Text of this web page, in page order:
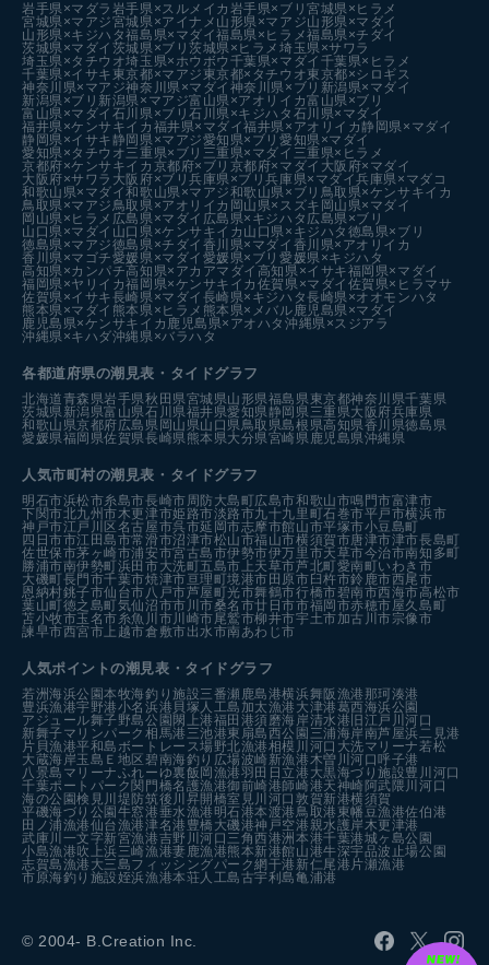
岩手県×マダラ 岩手県×スルメイカ 岩手県×ブリ宮城県×ヒラメ
宮城県×マアジ宮城県×アイナメ 山形県×マアジ山形県×マダイ
山形県×キジハタ福島県×マダイ福島県×ヒラメ福島県×チダイ
茨城県×マダイ 茨城県×ブリ茨城県×ヒラメ埼玉県×サワラ
埼玉県×タチウオ埼玉県×ホウボウ 千葉県×マダイ 千葉県×ヒラメ
千葉県×イサキ 東京都×マアジ 東京都×タチウオ東京都×シロギス
神奈川県×マアジ神奈川県×マダイ 神奈川県×ブリ 新潟県×マダイ
新潟県×ブリ 新潟県×マアジ富山県×アオリイカ富山県×ブリ
富山県×マダイ 石川県×ブリ石川県×キジハタ 石川県×マダイ
福井県×ケンサキイカ 福井県×マダイ福井県×アオリイカ静岡県×マダイ
静岡県×イサキ静岡県×マアジ愛知県×ブリ愛知県×マダイ
愛知県×タチウオ三重県×ブリ 三重県×マダイ 三重県×ヒラメ
京都府×ケンサキイカ 京都府×ブリ 京都府×マダイ 大阪府×マダイ
大阪府×サワラ 大阪府×ブリ兵庫県×ブリ兵庫県×マダイ兵庫県×マダコ
和歌山県×マダイ和歌山県×マアジ和歌山県×ブリ 鳥取県×ケンサキイカ
鳥取県×マアジ 鳥取県×アオリイカ 岡山県×スズキ 岡山県×マダイ
岡山県×ヒラメ 広島県×マダイ 広島県×キジハタ 広島県×ブリ
山口県×マダイ 山口県×ケンサキイカ 山口県×キジハタ 徳島県×ブリ
徳島県×マアジ徳島県×チダイ 香川県×マダイ 香川県×アオリイカ
香川県×マゴチ愛媛県×マダイ 愛媛県×ブリ愛媛県×キジハタ
高知県×カンパチ高知県×アカアマダイ 高知県×イサキ福岡県×マダイ
福岡県×ヤリイカ福岡県×ケンサキイカ 佐賀県×マダイ 佐賀県×ヒラマサ
佐賀県×イサキ長崎県×マダイ 長崎県×キジハタ長崎県×オオモンハタ
熊本県×マダイ 熊本県×ヒラメ 熊本県×メバル 鹿児島県×マダイ
鹿児島県×ケンサキイカ 鹿児島県×アオハタ沖縄県×スジアラ
沖縄県×キハダ沖縄県×バラハタ
各都道府県の潮見表 ・タイドグラフ
北海道青森県岩手県秋田県宮城県山形県福島県 東京都神奈川県千葉県
茨城県 新潟県富山県石川県福井県愛知県静岡県 三重県大阪府兵庫県
和歌山県京都府広島県 岡山県山口県 鳥取県島根県高知県香川県徳島県
愛媛県福岡県佐賀県長崎県 熊本県大分県宮崎県 鹿児島県沖縄県
人気市町村の潮見表・タイドグラフ
明石市浜松市糸島市長崎市 周防大島町広島市和歌山市鳴門市富津市
下関市北九州市木更津市姫路市淡路市九十九里町石巻市平戸市横浜市
神戸市江戸川区名古屋市呉市延岡市志摩市館山市平塚市小豆島町
四日市市江田島市常滑市沼津市松山市福山市横須賀市唐津市津市長島町
佐世保市茅ヶ崎市浦安市宮古島市伊勢市伊万里市天草市今治市南知多町
勝浦市南伊勢町浜田市大洗町五島市 上天草市芦北町愛南町いわき市
大磯町長門市千葉市焼津市亘理町境港市田原市臼杵市鈴鹿市西尾市
恩納村銚子市仙台市 八戸市芦屋町光市舞鶴市行橋市碧南市西海市高松市
葉山町徳之島町気仙沼市市川市桑名市廿日市市福岡市赤穂市屋久島町
苫小牧市玉名市糸魚川市 川崎市尾鷲市柳井市宇土市加古川市宗像市
諫早市西宮市 上越市倉敷市出水市南あわじ市
人気ポイントの潮見表・タイドグラフ
若洲海浜公園本牧海釣り施設三番瀬 鹿島港横浜舞阪漁港 那珂湊港
豊浜漁港宇野港小名浜港 貝塚人工島 加太漁港 大津港葛西海浜公園
アジュール舞子野島公園閖上港福田港須磨海岸清水港 旧江戸川河口
新舞子マリンパーク 相馬港 三池港東扇島西公園 三浦海岸南芦屋浜 二見港
片貝漁港平和島ボートレース場野北漁港相模川河口 大洗マリーナ 若松
大蔵海岸玉島Ｅ地区碧南海釣り広場波崎新漁港 木曽川河口呼子港
八景島マリーナふれーゆ裏飯岡漁港羽田 日立港 大黒海づり施設豊川河口
千葉ポートパーク関門橋名護漁港御前崎港師崎港天神崎阿武隈川河口
海の公園検見川堤防筑後川昇開橋室見川河口敦賀新港横須賀
平磯海づり公園牛窓港垂水漁港 明石港本渡港 鳥取港 東幡豆漁港佐伯港
田ノ浦漁港仙台漁港津名港 豊橋 大磯港神戸空港親水護岸 木更津港
武庫川一文字新宮漁港吉野川河口 三角西港洲本港千葉港城ヶ島公園
小島漁港吹上浜三崎漁港妻鹿漁港熊本新港館山港牛深宇品波止場公園
志賀島漁港 大三島フィッシングパーク網干港 新仁尾港 片瀬漁港
市原海釣り施設姪浜漁港本荘人工島古宇利島亀浦港
© 2004- B.Creation Inc.